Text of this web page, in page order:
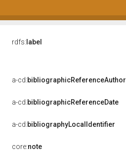
rdfs: label
a-cd:bibliographicReferenceAuthor
a-cd:bibliographicReferenceDate
a-cd:bibliographyLocalIdentifier
core:note